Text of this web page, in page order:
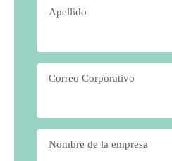
Apellido
Correo Corporativo
Nombre de la empresa